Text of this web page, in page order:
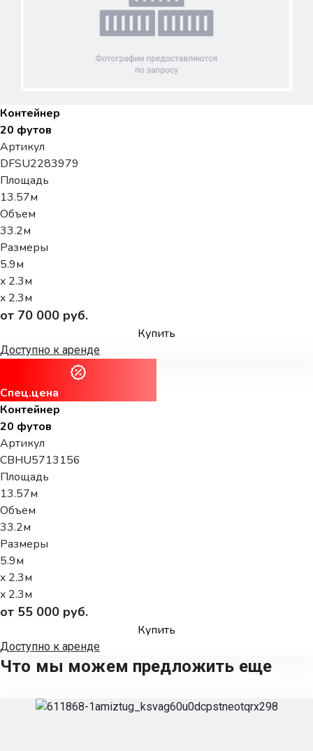
Контейнер
20 футов
Артикул
DFSU2283979
Площадь
13.57м
Объем
33.2м
Размеры
5.9м
x 2.3м
x 2.3м
от 70 000 руб.
Купить
Доступно к аренде
Спец.цена
Контейнер
20 футов
Артикул
CBHU5713156
Площадь
13.57м
Объем
33.2м
Размеры
5.9м
x 2.3м
x 2.3м
от 55 000 руб.
Купить
Доступно к аренде
Что мы можем предложить еще